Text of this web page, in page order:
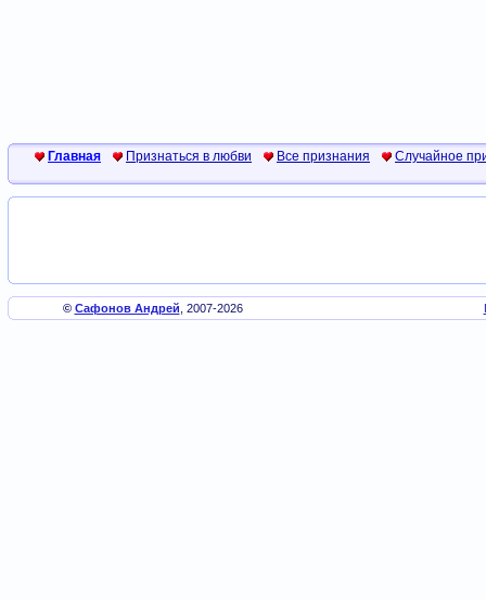
Главная Признаться в любви Все признания Случайное
© Сафонов Андрей , 2007-2026